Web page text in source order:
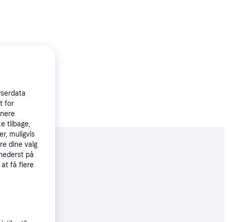
for
tilbage,
muligvis
dine valg
på
at få flere